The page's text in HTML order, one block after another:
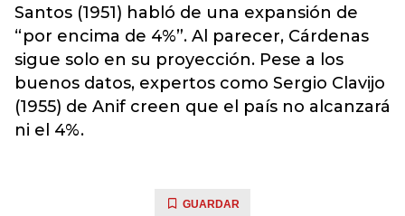
Santos (1951) habló de una expansión de
“por encima de 4%”. Al parecer, Cárdenas
sigue solo en su proyección. Pese a los
buenos datos, expertos como Sergio Clavijo
(1955) de Anif creen que el país no alcanzará
ni el 4%.
GUARDAR